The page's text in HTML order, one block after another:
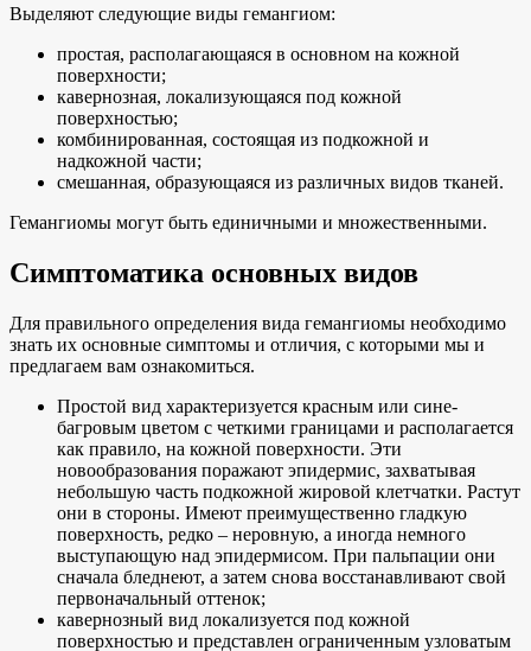
Выделяют следующие виды гемангиом:
простая, располагающаяся в основном на кожной
поверхности;
кавернозная, локализующаяся под кожной
поверхностью;
комбинированная, состоящая из подкожной и
надкожной части;
смешанная, образующаяся из различных видов тканей.
Гемангиомы могут быть единичными и множественными.
Симптоматика основных видов
Для правильного определения вида гемангиомы необходимо
знать их основные симптомы и отличия, с которыми мы и
предлагаем вам ознакомиться.
Простой вид характеризуется красным или сине-
багровым цветом с четкими границами и располагается
как правило, на кожной поверхности. Эти
новообразования поражают эпидермис, захватывая
небольшую часть подкожной жировой клетчатки. Растут
они в стороны. Имеют преимущественно гладкую
поверхность, редко – неровную, а иногда немного
выступающую над эпидермисом. При пальпации они
сначала бледнеют, а затем снова восстанавливают свой
первоначальный оттенок;
кавернозный вид локализуется под кожной
поверхностью и представлен ограниченным узловатым